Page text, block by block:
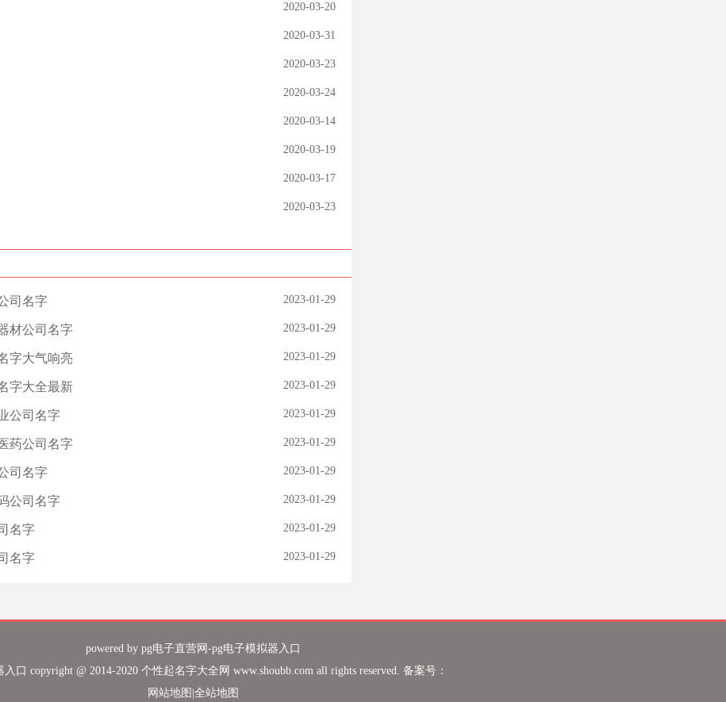
2020-03-20
2020-03-31
2020-03-23
2020-03-24
2020-03-14
2020-03-19
2020-03-17
2020-03-23
2023-01-29
司名字
2023-01-29
材公司名字
2023-01-29
字大气响亮
2023-01-29
字大全最新
2023-01-29
公司名字
2023-01-29
药公司名字
2023-01-29
司名字
2023-01-29
公司名字
2023-01-29
名字
2023-01-29
名字
powered by pg电子直营网-pg电子模拟器入口
口 copyright @ 2014-2020 个性起名字大全网 www.shoubb.com all rights reserved. 备案号：
网站地图 全站地图